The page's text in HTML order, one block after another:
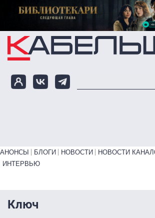
Перейти к основному содержанию
Primary links bottom
АНОНСЫ БЛОГИ НОВОСТИ НОВОСТИ
ИНТЕРВЬЮ
Ключ